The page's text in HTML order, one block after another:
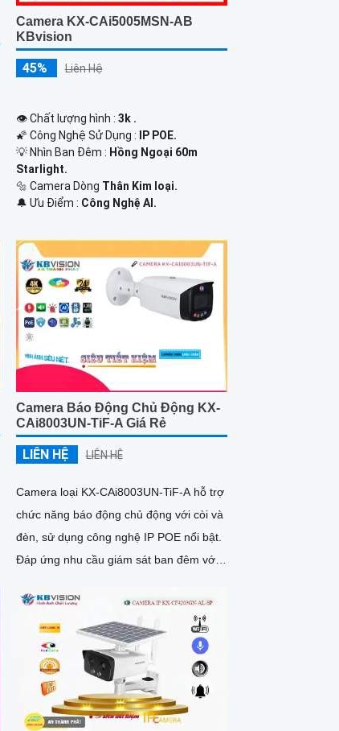
Camera KX-CAi5005MSN-AB
KBvision
45% Liên Hệ
👁 Chất lượng hình : 3k .
🌠 Công Nghệ Sử Dụng :
IP POE.
💡 Nhìn Ban Đêm : Hồng Ngoại 60m
Starlight.
🔩 Camera Dòng Thân Kim loại.
️🔔 Ưu Điểm : Công Nghệ AI.
Camera Báo Động Chủ Động KX-
CAi8003UN-TiF-A Giá Rẻ
LIÊN HỆ LIÊN HỆ
Camera loại KX-CAi8003UN-TiF-A hỗ trợ
chức năng báo động chủ động với còi và
đèn, sử dụng công nghệ IP POE nổi bật.
Đáp ứng nhu cầu giám sát ban đêm với
lượng 8